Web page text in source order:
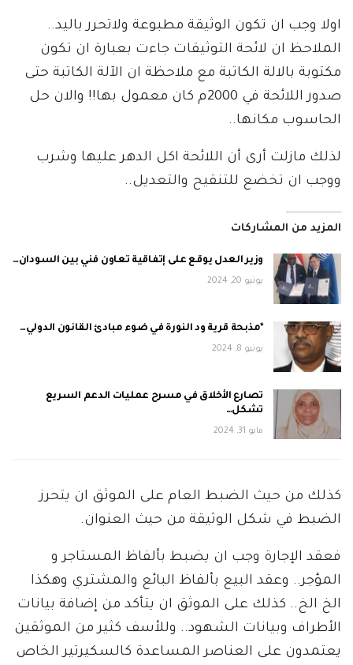
اولا وجب ان تكون الوثيقة مطبوعة ولاتحرر باليد..
الملاحظ ان لائحة التوثيقات جاءت بعبارة ان تكون
مكتوبة بالالة الكاتبة مع ملاحظة ان الآلة الكاتبة حتى
صدور اللائحة في 2000م كان معمول بها!! والان حل
الحاسوب مكانها..
لذلك مازلت أرى أن اللائحة اكل الدهر عليها وشرب
ووجب ان تخضع للتنقيح والتعديل..
المزيد من المشاركات
وزير العدل يوقع على إتفاقية تعاون فني بين السودان…
يونيو 20, 2024
*مذبحة قرية ود النورة في ضوء مبادئ القانون الدولي…
يونيو 8, 2024
تصارع الأخلاق في مسرح عمليات الدعم السريع
تشكل…
مايو 31, 2024
كذلك من حيث الضبط العام على الموثق ان يتحرز
الضبط في شكل الوثيقة من حيث العنوان.
فعقد الإجارة وجب ان يضبط بألفاظ المستاجر و
المؤجر.. وعقد البيع بألفاظ البائع والمشتري وهكذا
الخ الخ.. كذلك على الموثق ان يتأكد من إضافة بيانات
الأطراف وبيانات الشهود.. وللأسف كثير من الموثقين
يعتمدون على العناصر المساعدة كالسكيرتير الخاص